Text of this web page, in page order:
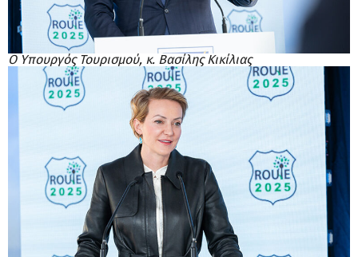
Ο Υπουργός Τουρισμού, κ. Βασίλης Κικίλιας